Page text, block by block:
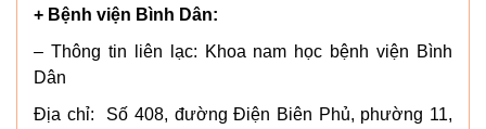
+ Bệnh viện Bình Dân:
– Thông tin liên lạc: Khoa nam học bệnh viện Bình
Dân
Địa chỉ: Số 408, đường Điện Biên Phủ, phường 11,